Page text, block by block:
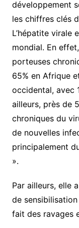
développement
les chiffres clés
L’hépatite virale
mondial. En
porteuses
65% en Afrique
occidental, avec
ailleurs, près de
chroniques du
de nouvelles
principalement
».
Par ailleurs, elle
de
fait des ravages